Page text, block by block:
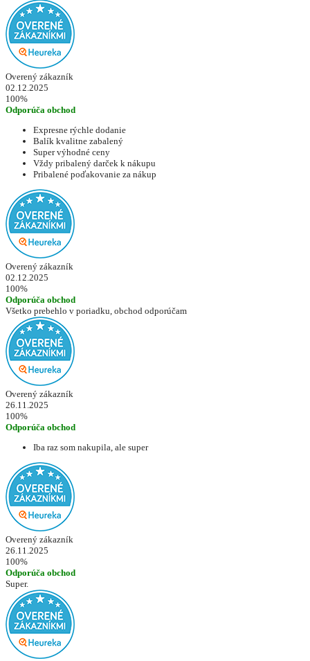
Overený zákazník
02.12.2025
100%
Odporúča obchod
Expresne rýchle dodanie
Balík kvalitne zabalený
Super výhodné ceny
Vždy pribalený darček k nákupu
Pribalené poďakovanie za nákup
Overený zákazník
02.12.2025
100%
Odporúča obchod
Všetko prebehlo v poriadku, obchod odporúčam
Overený zákazník
26.11.2025
100%
Odporúča obchod
Iba raz som nakupila, ale super
Overený zákazník
26.11.2025
100%
Odporúča obchod
Super.